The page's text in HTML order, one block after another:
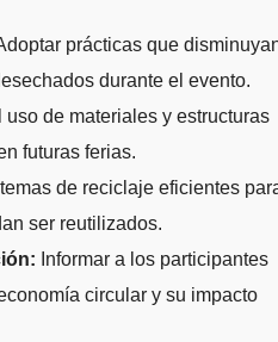
prácticas que
durante el evento.
uso de materiales y estructuras
futuras ferias.
de reciclaje eficientes
ser reutilizados.
Informar a los participantes
circular y su impacto